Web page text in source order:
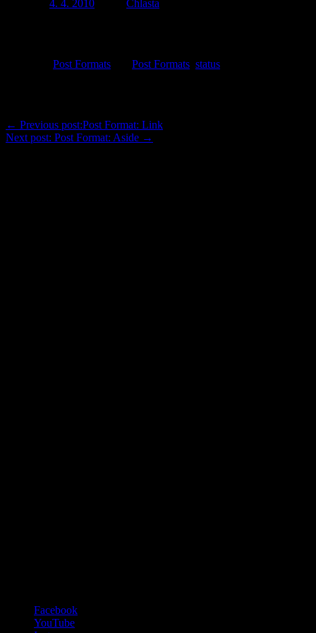
4. 4. 2010
Chlasta
Post Formats Post Formats status
← Previous post:Post Format: Link
Next post: Post Format: Aside →
Facebook
YouTube